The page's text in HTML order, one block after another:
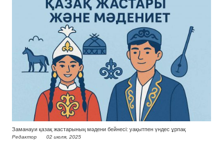
Заманауи қазақ жастарының мәдени бейнесі: уақытпен үндес ұрпақ
Редактор 02 июля, 2025